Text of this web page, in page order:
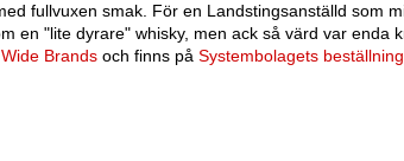
fullvuxen smak. För en Landstingsanställd som
en "lite dyrare" whisky, men ack så värd var enda
Brands och finns på Systembolagets